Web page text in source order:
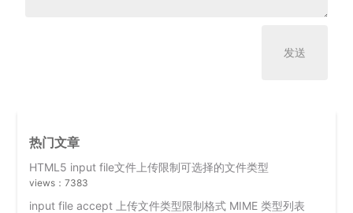
热门文章
HTML5 input file文件上传限制可选择的文件类型
views：7383
input file accept 上传文件类型限制格式 MIME 类型列表